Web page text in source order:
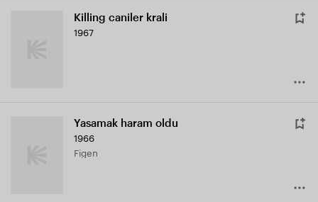
Killing caniler krali
1967
Yasamak haram oldu
1966
Figen